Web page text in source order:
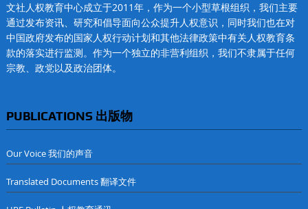
文社人权教育中心成立于2011年，作为一个小型草根组织，我们主要
通过发布资讯、研究和倡导面向公众提升人权意识，同时我们也在对
中国政府发布的国家人权行动计划和其他法律政策中有关人权教育条
款的落实进行监测。作为一个独立的非营利组织，我们不隶属于任何
宗教、政党以及政治团体。
PUBLICATIONS 出版物
Our Voice 我们的声音
Translated Documents 翻译文件